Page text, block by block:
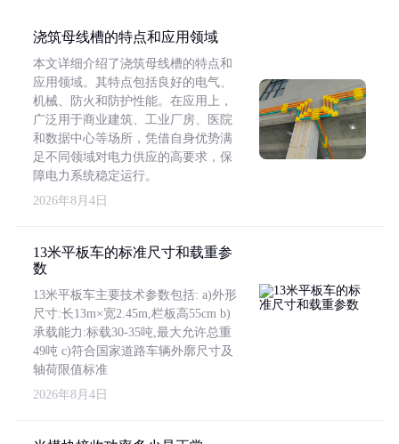
浇筑母线槽的特点和应用领域
本文详细介绍了浇筑母线槽的特点和
应用领域。其特点包括良好的电气、
机械、防火和防护性能。在应用上，
广泛用于商业建筑、工业厂房、医院
和数据中心等场所，凭借自身优势满
足不同领域对电力供应的高要求，保
障电力系统稳定运行。
2026年8月4日
13米平板车的标准尺寸和载重参
数
13米平板车主要技术参数包括: a)外形
尺寸:长13m×宽2.45m,栏板高55cm b)
承载能力:标载30-35吨,最大允许总重
49吨 c)符合国家道路车辆外廓尺寸及
轴荷限值标准
2026年8月4日